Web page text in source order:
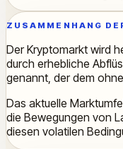
ZUSAMMENHANG
Der Kryptomarkt wird
durch erhebliche
genannt, der dem
Das aktuelle
die Bewegungen von
diesen volatilen